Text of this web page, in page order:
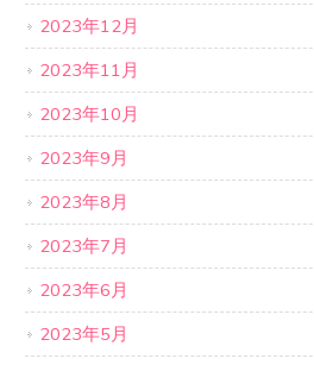
2023年12月
2023年11月
2023年10月
2023年9月
2023年8月
2023年7月
2023年6月
2023年5月